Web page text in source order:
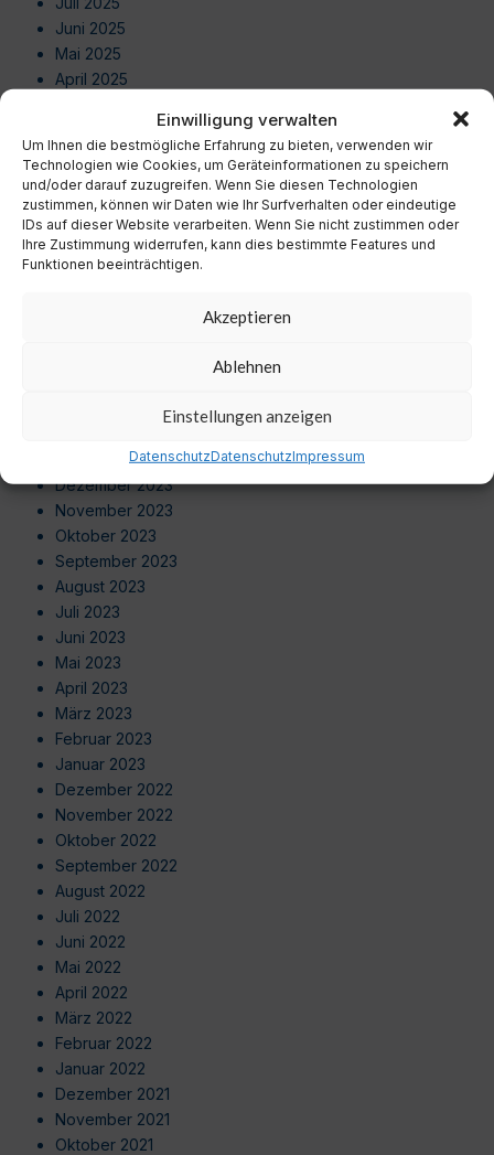
Einwilligung verwalten
Um Ihnen die bestmögliche Erfahrung zu bieten, verwenden wir
Technologien wie Cookies, um Geräteinformationen zu speichern
und/oder darauf zuzugreifen. Wenn Sie diesen Technologien
zustimmen, können wir Daten wie Ihr Surfverhalten oder eindeutige
IDs auf dieser Website verarbeiten. Wenn Sie nicht zustimmen oder
Ihre Zustimmung widerrufen, kann dies bestimmte Features und
Funktionen beeinträchtigen.
Akzeptieren
Ablehnen
Einstellungen anzeigen
DatenschutzDatenschutzImpressum
Juni 2025
Mai 2025
April 2025
Januar 2025
Dezember 2024
November 2024
Oktober 2024
September 2024
Januar 2024
Dezember 2023
November 2023
Oktober 2023
September 2023
August 2023
Juli 2023
Juni 2023
Mai 2023
April 2023
März 2023
Februar 2023
Januar 2023
Dezember 2022
November 2022
Oktober 2022
September 2022
August 2022
Juli 2022
Juni 2022
Mai 2022
April 2022
März 2022
Februar 2022
Januar 2022
Dezember 2021
November 2021
Oktober 2021